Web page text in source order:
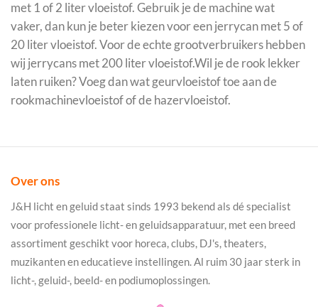
met 1 of 2 liter vloeistof. Gebruik je de machine wat
vaker, dan kun je beter kiezen voor een jerrycan met 5 of
20 liter vloeistof. Voor de echte grootverbruikers hebben
wij jerrycans met 200 liter vloeistof.Wil je de rook lekker
laten ruiken? Voeg dan wat geurvloeistof toe aan de
rookmachinevloeistof of de hazervloeistof.
Over ons
J&H licht en geluid staat sinds 1993 bekend als dé specialist
voor professionele licht- en geluidsapparatuur, met een breed
assortiment geschikt voor horeca, clubs, DJ's, theaters,
muzikanten en educatieve instellingen. Al ruim 30 jaar sterk in
licht-, geluid-, beeld- en podiumoplossingen.